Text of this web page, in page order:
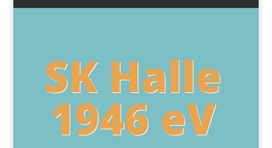
SK Halle
1946 eV